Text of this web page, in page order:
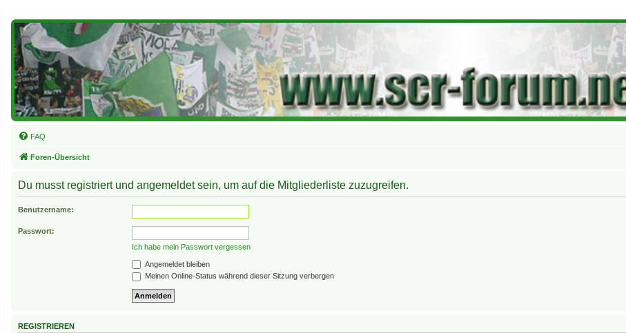
FAQ
Foren-Übersicht
Du musst registriert und angemeldet sein, um auf die Mitgliederliste zuzugreifen.
Benutzername:
Passwort:
Ich habe mein Passwort vergessen
Angemeldet bleiben
Meinen Online-Status während dieser Sitzung verbergen
REGISTRIEREN